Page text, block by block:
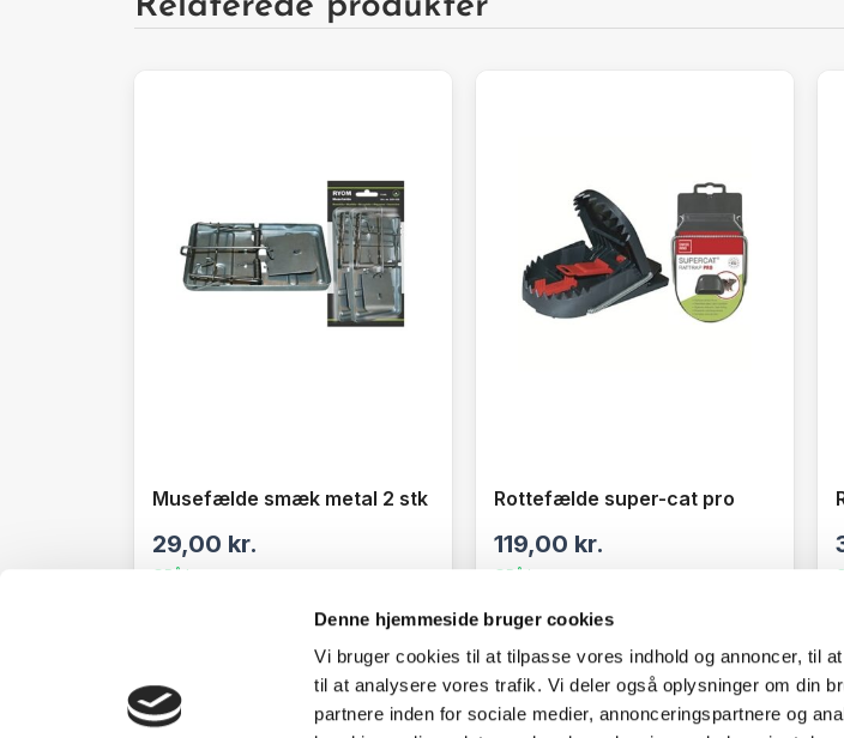
Denne hjemmeside bruger cookies
Vi bruger cookies til at tilpasse vores indhold og annoncer, til
til at analysere vores trafik. Vi deler også oplysninger om din
partnere inden for sociale medier, annonceringspartnere og
Musefælde smæk metal 2 stk
29,00 kr.
På lager
SE DETALJER
Rottefælde super-cat pro
119,00 kr.
På lager
SE DETALJER